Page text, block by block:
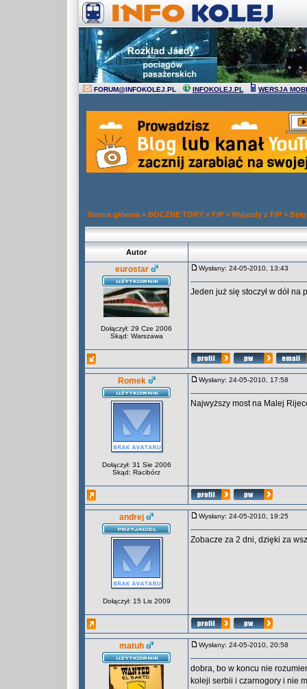
FORUM@INFOKOLEJ.PL INFOKOLEJ.PL WERSJA
Strona główna » BOCZNE TORY » FIP » Wyjazdy z FIP »
Autor
eurostar
Dołączył: 29 Cze 2006
Skąd: Warszawa
Wysłany: 24-05-2010, 13:43
Jeden już się stoczył w dół na
Romek
Dołączył: 31 Sie 2006
Skąd: Racibórz
Wysłany: 24-05-2010, 17:58
Najwyższy most na Malej
andrej
Dołączył: 15 Lis 2009
Wysłany: 24-05-2010, 19:25
Zobacze za 2 dni, dzięki za
matuh Wysłany: 24-05-2010, 20:58
dobra, bo w koncu nie
koleji serbii i czarnogory i nie